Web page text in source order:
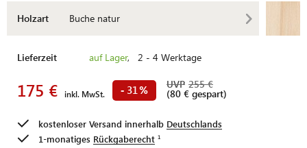
Holzart Buche natur
Lieferzeit auf Lager, 2 - 4 Werktage
175 € inkl. MwSt. - 31 %
UVP 255 €
(80 € gespart)
kostenloser Versand innerhalb Deutschlands
1-monatiges Rückgaberecht